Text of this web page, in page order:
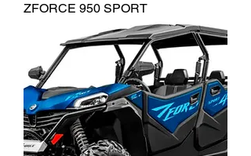
ZFORCE 950 SPORT